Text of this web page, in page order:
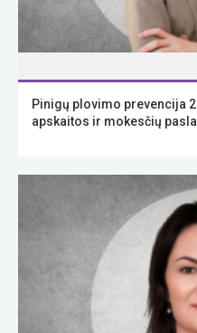
Pinigų plovimo prevencija
apskaitos ir mokesčių